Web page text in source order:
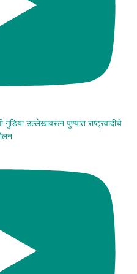
गुडिया उल्लेखावरून पुण्यात राष्ट्रवादीचे